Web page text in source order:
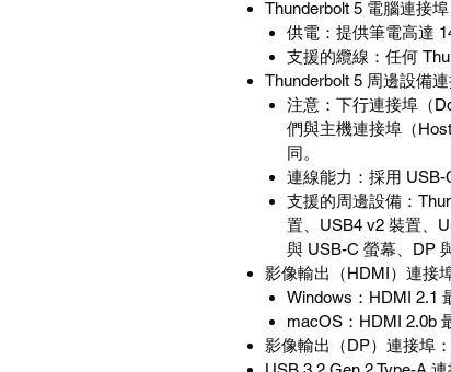
Thunderbolt 5 電腦連接埠
供電：提供筆電高達
支援的纜線：任何
Thunderbolt 5 周邊設備
注意：下行連接埠（
們與主機連接埠（
同。
連線能力：採用 USB-
支援的周邊設備：
置、 USB4 v2 裝置、
與 USB-C 螢幕、 DP
影像輸出（HDMI）連接
Windows ： HDMI 2.1
macOS ： HDMI 2.0b
影像輸出（DP）連接埠 ：